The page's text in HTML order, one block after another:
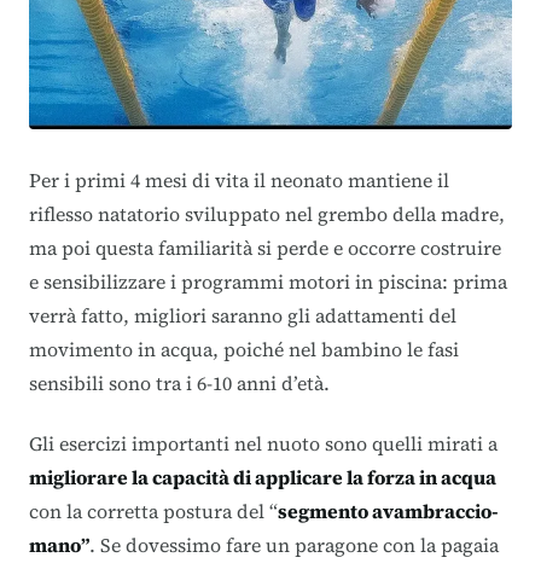
Per i primi 4 mesi di vita il neonato mantiene il
riflesso natatorio sviluppato nel grembo della madre,
ma poi questa familiarità si perde e occorre costruire
e sensibilizzare i programmi motori in piscina: prima
verrà fatto, migliori saranno gli adattamenti del
movimento in acqua, poiché nel bambino le fasi
sensibili sono tra i 6-10 anni d’età.
Gli esercizi importanti nel nuoto sono quelli mirati a
migliorare la capacità di applicare la forza in acqua
con la corretta postura del “segmento avambraccio-
mano”. Se dovessimo fare un paragone con la pagaia